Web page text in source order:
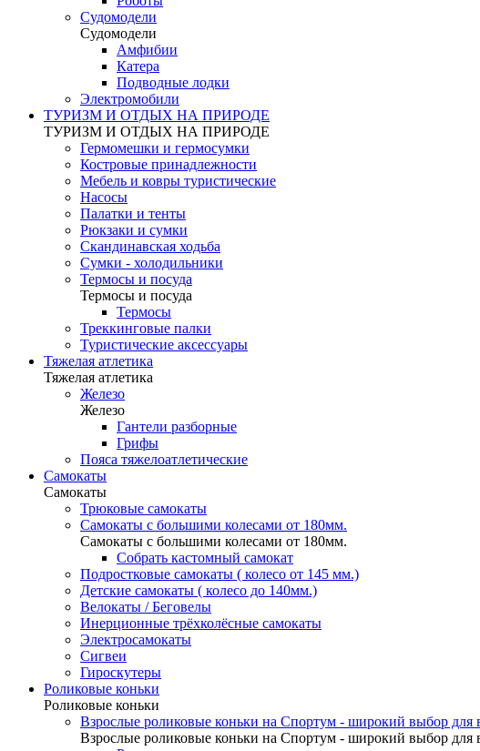
Судомодели
Судомодели
Амфибии
Катера
Подводные лодки
Электромобили
ТУРИЗМ И ОТДЫХ НА ПРИРОДЕ
ТУРИЗМ И ОТДЫХ НА ПРИРОДЕ
Гермомешки и гермосумки
Костровые принадлежности
Мебель и ковры туристические
Насосы
Палатки и тенты
Рюкзаки и сумки
Скандинавская ходьба
Сумки - холодильники
Термосы и посуда
Термосы и посуда
Термосы
Треккинговые палки
Туристические аксессуары
Тяжелая атлетика
Тяжелая атлетика
Железо
Железо
Гантели разборные
Грифы
Пояса тяжелоатлетические
Самокаты
Самокаты
Трюковые самокаты
Самокаты с большими колесами от 180мм.
Самокаты с большими колесами от 180мм.
Собрать кастомный самокат
Подростковые самокаты ( колесо от 145 мм.)
Детские самокаты ( колесо до 140мм.)
Велокаты / Беговелы
Инерционные трёхколёсные самокаты
Электросамокаты
Сигвеи
Гироскутеры
Роликовые коньки
Роликовые коньки
Взрослые роликовые коньки на Спортум - широкий выбор для
Взрослые роликовые коньки на Спортум - широкий выбор для